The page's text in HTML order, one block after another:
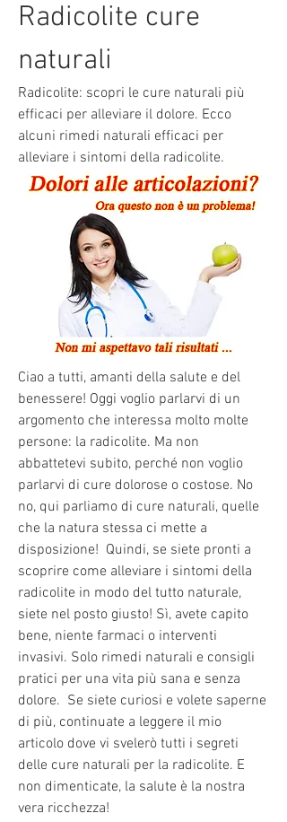
Radicolite cure
naturali
Radicolite: scopri le cure naturali più
efficaci per alleviare il dolore. Ecco
alcuni rimedi naturali efficaci per
alleviare i sintomi della radicolite.
Ciao a tutti, amanti della salute e del
benessere! Oggi voglio parlarvi di un
argomento che interessa molto molte
persone: la radicolite. Ma non
abbattetevi subito, perché non voglio
parlarvi di cure dolorose o costose. No
no, qui parliamo di cure naturali, quelle
che la natura stessa ci mette a
disposizione!  Quindi, se siete pronti a
scoprire come alleviare i sintomi della
radicolite in modo del tutto naturale,
siete nel posto giusto! Sì, avete capito
bene, niente farmaci o interventi
invasivi. Solo rimedi naturali e consigli
pratici per una vita più sana e senza
dolore.  Se siete curiosi e volete saperne
di più, continuate a leggere il mio
articolo dove vi svelerò tutti i segreti
delle cure naturali per la radicolite. E
non dimenticate, la salute è la nostra
vera ricchezza!